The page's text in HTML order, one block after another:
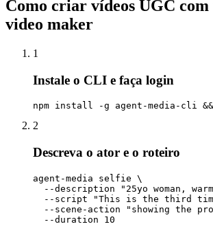
Como criar vídeos UGC
video maker
1
Instale o CLI e faça login
npm install -g agent-media-cli
2
Descreva o ator e o roteiro
agent-media selfie \
--description "25yo woman,
--script "This is the third
--scene-action "showing the
  --duration 10